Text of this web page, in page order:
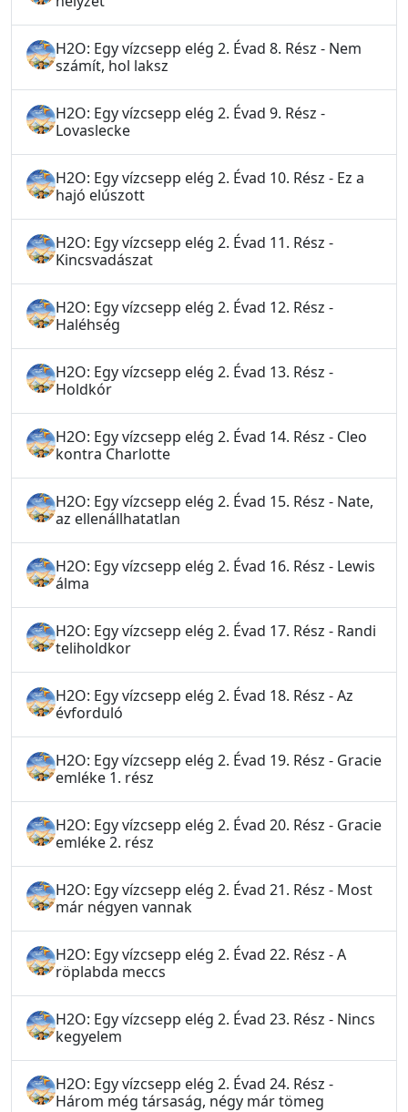
H2O: Egy vízcsepp elég 2. Évad 8. Rész - Nem
számít, hol laksz
H2O: Egy vízcsepp elég 2. Évad 9. Rész -
Lovaslecke
H2O: Egy vízcsepp elég 2. Évad 10. Rész - Ez a
hajó elúszott
H2O: Egy vízcsepp elég 2. Évad 11. Rész -
Kincsvadászat
H2O: Egy vízcsepp elég 2. Évad 12. Rész -
Haléhség
H2O: Egy vízcsepp elég 2. Évad 13. Rész -
Holdkór
H2O: Egy vízcsepp elég 2. Évad 14. Rész - Cleo
kontra Charlotte
H2O: Egy vízcsepp elég 2. Évad 15. Rész - Nate,
az ellenállhatatlan
H2O: Egy vízcsepp elég 2. Évad 16. Rész - Lewis
álma
H2O: Egy vízcsepp elég 2. Évad 17. Rész - Randi
teliholdkor
H2O: Egy vízcsepp elég 2. Évad 18. Rész - Az
évforduló
H2O: Egy vízcsepp elég 2. Évad 19. Rész - Gracie
emléke 1. rész
H2O: Egy vízcsepp elég 2. Évad 20. Rész - Gracie
emléke 2. rész
H2O: Egy vízcsepp elég 2. Évad 21. Rész - Most
már négyen vannak
H2O: Egy vízcsepp elég 2. Évad 22. Rész - A
röplabda meccs
H2O: Egy vízcsepp elég 2. Évad 23. Rész - Nincs
kegyelem
H2O: Egy vízcsepp elég 2. Évad 24. Rész -
Három még társaság, négy már tömeg